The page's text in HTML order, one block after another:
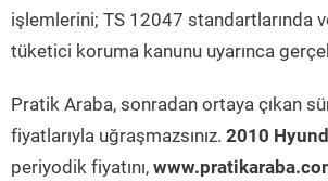
işlemlerini; TS 12047 standartlarında
tüketici koruma kanunu uyarınca
Pratik Araba, sonradan ortaya çıkan
fiyatlarıyla uğraşmazsınız. 2010
periyodik fiyatını,